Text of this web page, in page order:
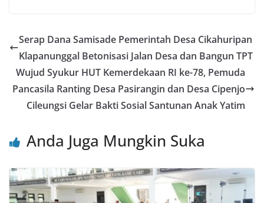
e
b
o
o
k
er l s
A
p
p
e
st
e
Serap Dana Samisade Pemerintah Desa Cikahuripan
Klapanunggal Betonisasi Jalan Desa dan Bangun TPT
Wujud Syukur HUT Kemerdekaan RI ke-78, Pemuda
Pancasila Ranting Desa Pasirangin dan Desa Cipenjo
Cileungsi Gelar Bakti Sosial Santunan Anak Yatim
Anda Juga Mungkin Suka